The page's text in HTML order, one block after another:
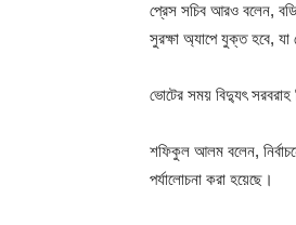
প্রেস সচিব আরও বলেন,
সুরক্ষা অ‍্যাপে যুক্ত হবে, যা
ভোটের সময় বিদ্যুৎ সরবরাহ
শফিকুল আলম বলেন,
পর্যালোচনা করা হয়েছে।